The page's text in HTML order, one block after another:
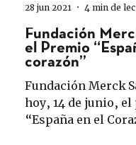
Fundación
el Premio
corazón”
Fundación Merck
hoy, 14 de junio,
“España en el
28 jun 2021 4 min de